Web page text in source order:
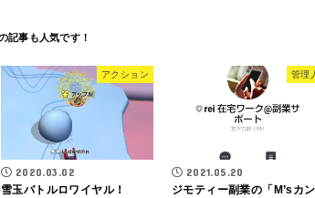
アクション
2020.03.02
雪玉バトルロワイヤル！
管理
2021.05.20
ジモティー副業の「M’sカン